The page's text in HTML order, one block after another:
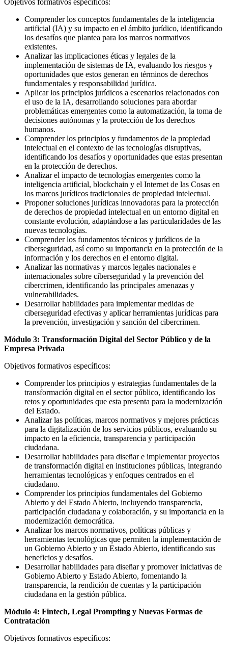
Comprender los conceptos fundamentales de la inteligencia
artificial (IA) y su impacto en el ámbito jurídico, identificando
los desafíos que plantea para los marcos normativos
existentes.
Analizar las implicaciones éticas y legales de la
implementación de sistemas de IA, evaluando los riesgos y
oportunidades que estos generan en términos de derechos
fundamentales y responsabilidad jurídica.
Aplicar los principios jurídicos a escenarios relacionados con
el uso de la IA, desarrollando soluciones para abordar
problemáticas emergentes como la automatización, la toma de
decisiones autónomas y la protección de los derechos
humanos.
Comprender los principios y fundamentos de la propiedad
intelectual en el contexto de las tecnologías disruptivas,
identificando los desafíos y oportunidades que estas presentan
en la protección de derechos.
Analizar el impacto de tecnologías emergentes como la
inteligencia artificial, blockchain y el Internet de las Cosas en
los marcos jurídicos tradicionales de propiedad intelectual.
Proponer soluciones jurídicas innovadoras para la protección
de derechos de propiedad intelectual en un entorno digital en
constante evolución, adaptándose a las particularidades de las
nuevas tecnologías.
Comprender los fundamentos técnicos y jurídicos de la
ciberseguridad, así como su importancia en la protección de la
información y los derechos en el entorno digital.
Analizar las normativas y marcos legales nacionales e
internacionales sobre ciberseguridad y la prevención del
cibercrimen, identificando las principales amenazas y
vulnerabilidades.
Desarrollar habilidades para implementar medidas de
ciberseguridad efectivas y aplicar herramientas jurídicas para
la prevención, investigación y sanción del cibercrimen.
Módulo 3: Transformación Digital del Sector Público y de la
Empresa Privada
Objetivos formativos específicos:
Comprender los principios y estrategias fundamentales de la
transformación digital en el sector público, identificando los
retos y oportunidades que esta presenta para la modernización
del Estado.
Analizar las políticas, marcos normativos y mejores prácticas
para la digitalización de los servicios públicos, evaluando su
impacto en la eficiencia, transparencia y participación
ciudadana.
Desarrollar habilidades para diseñar e implementar proyectos
de transformación digital en instituciones públicas, integrando
herramientas tecnológicas y enfoques centrados en el
ciudadano.
Comprender los principios fundamentales del Gobierno
Abierto y del Estado Abierto, incluyendo transparencia,
participación ciudadana y colaboración, y su importancia en la
modernización democrática.
Analizar los marcos normativos, políticas públicas y
herramientas tecnológicas que permiten la implementación de
un Gobierno Abierto y un Estado Abierto, identificando sus
beneficios y desafíos.
Desarrollar habilidades para diseñar y promover iniciativas de
Gobierno Abierto y Estado Abierto, fomentando la
transparencia, la rendición de cuentas y la participación
ciudadana en la gestión pública.
Módulo 4: Fintech, Legal Prompting y Nuevas Formas de
Contratación
Objetivos formativos específicos: